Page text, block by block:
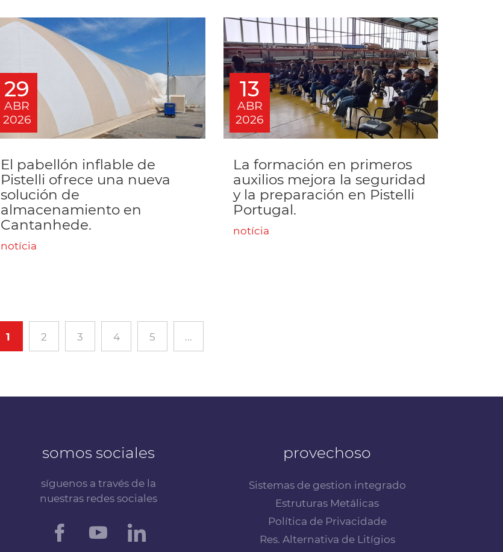
29
ABR
2026
El pabellón inflable de
Pistelli ofrece una nueva
solución de
almacenamiento en
Cantanhede.
notícia
13
ABR
2026
La formación en primeros
auxilios mejora la seguridad
y la preparación en Pistelli
Portugal.
notícia
1 2 3 4 5 ...
somos sociales
síguenos a través de la
nuestras redes sociales
provechoso
Sistemas de gestion integrado
Estruturas Metálicas
Política de Privacidade
Res. Alternativa de Litígios